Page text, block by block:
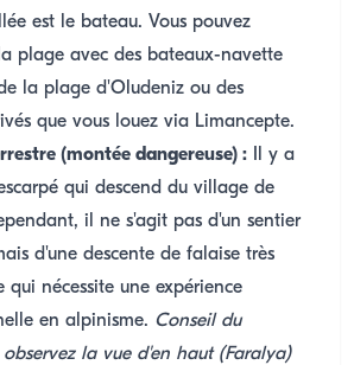
est le bateau. Vous pouvez
plage avec des bateaux-navette
la plage d'Oludeniz ou des
que vous louez via Limancepte.
(montée dangereuse) : Il y a
qui descend du village de
il ne s'agit pas d'un sentier
d'une descente de falaise très
qui nécessite une expérience
en alpinisme. Conseil du
la vue d'en haut (Faralya)